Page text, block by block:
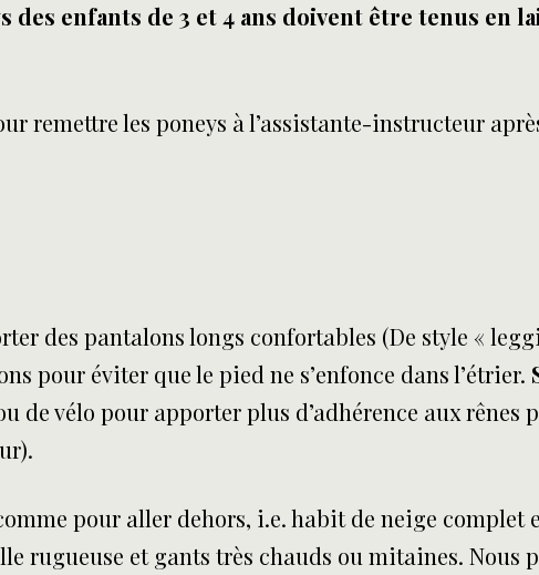
des enfants de 3 et 4 ans doivent être tenus en
remettre les poneys à l’assistante-instructeur
des pantalons longs confortables (De style «
pour éviter que le pied ne s’enfonce dans l’étrier.
de vélo pour apporter plus d’adhérence aux
pour aller dehors, i.e. habit de neige complet
rugueuse et gants très chauds ou mitaines. Nous